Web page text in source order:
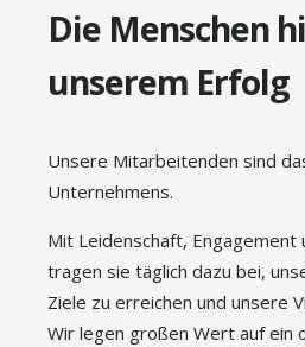
Die Menschen
unserem Erfolg
Unsere Mitarbeitenden sind
Unternehmens.
Mit Leidenschaft, Engagement
tragen sie täglich dazu bei,
Ziele zu erreichen und unsere
Wir legen großen Wert auf ein